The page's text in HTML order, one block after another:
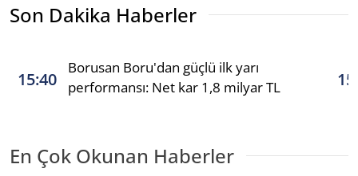
Son Dakika Haberler
15:40
Borusan Boru'dan güçlü ilk yarı
performansı: Net kar 1,8 milyar TL
En Çok Okunan Haberler